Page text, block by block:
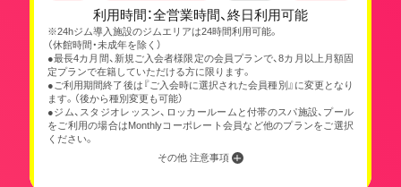
利用時間：全営業時間、終日利用可能
※24hジム導入施設のジムエリアは24時間利用可能。
（休館時間・未成年を除く）
●最長4カ月間、新規ご入会者様限定の会員プランで、8カ月以上月額固
定プランで在籍していただける方に限ります。
●ご利用期間終了後は『ご入会時に選択された会員種別』に変更となり
ます。（後から種別変更も可能）
●ジム、スタジオレッスン、ロッカールームと付帯のスパ施設、プール
をご利用の場合はMonthlyコーポレート会員など他のプランをご選択
ください。
その他 注意事項